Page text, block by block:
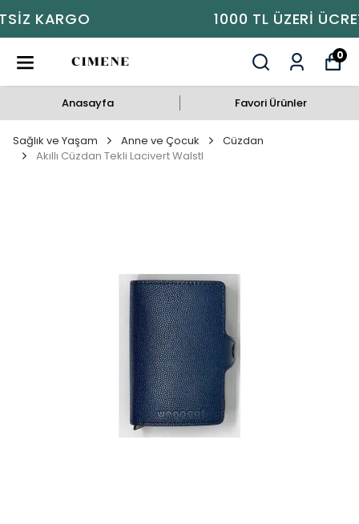
1000 TL ÜZERI ÜCRETSIZ KARGO
0
Anasayfa Favori Ürünler
Sağlık ve Yaşam Anne ve Çocuk
Cüzdan
Akıllı Cüzdan Tekli Lacivert Walstl